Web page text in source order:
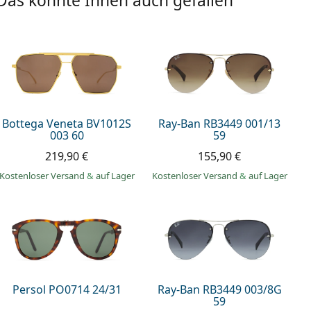
Bottega Veneta BV1012S
003 60
219,90 €
Kostenloser Versand & auf Lager
Ray-Ban RB3449 001/13
59
155,90 €
Kostenloser Versand & auf Lager
Persol PO0714 24/31 Ray-Ban RB3449 003/8G
59